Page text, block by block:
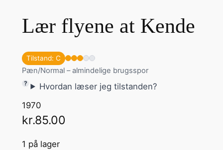
Lær flyene at Kende
Tilstand: C
Pæn/Normal – almindelige brugsspor
Hvordan læser jeg tilstanden?
1970
kr.85.00
1 på lager